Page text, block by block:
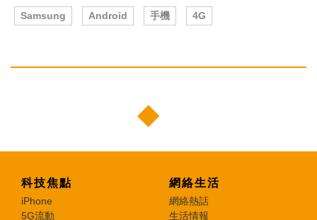
Samsung Android 手機 4G
科技焦點
iPhone
5G流動
網絡生活
網絡熱話
生活情報